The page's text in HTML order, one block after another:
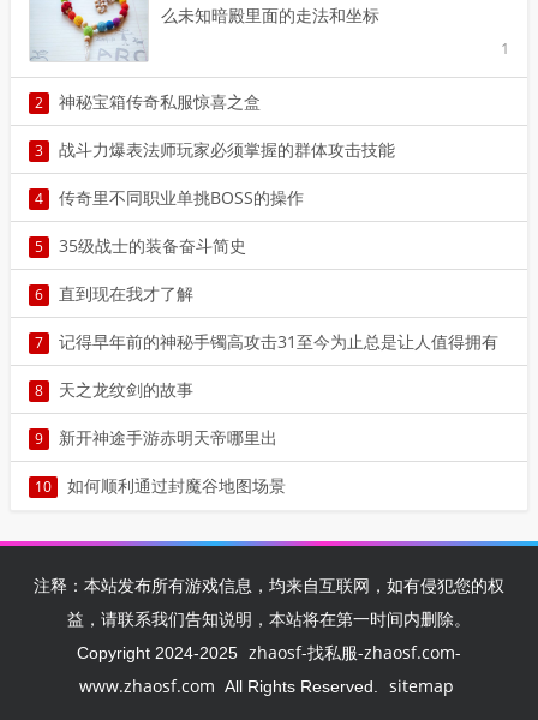
么未知暗殿里面的走法和坐标
1
2 神秘宝箱传奇私服惊喜之盒
3 战斗力爆表法师玩家必须掌握的群体攻击技能
4 传奇里不同职业单挑BOSS的操作
5 35级战士的装备奋斗简史
6 直到现在我才了解
7 记得早年前的神秘手镯高攻击31至今为止总是让人值得拥有
8 天之龙纹剑的故事
9 新开神途手游赤明天帝哪里出
10 如何顺利通过封魔谷地图场景
注释：本站发布所有游戏信息，均来自互联网，如有侵犯您的权
益，请联系我们告知说明，本站将在第一时间内删除。
Copyright 2024-2025 zhaosf-找私服-zhaosf.com-
www.zhaosf.com All Rights Reserved. sitemap